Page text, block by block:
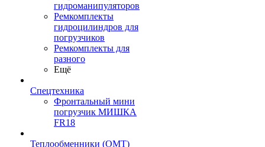
гидроманипуляторов
Ремкомплекты
гидроцилиндров для
погрузчиков
Ремкомплекты для
разного
Ещё
Спецтехника
Фронтальный мини
погрузчик МИШКА
FR18
Теплообменники (OMT)